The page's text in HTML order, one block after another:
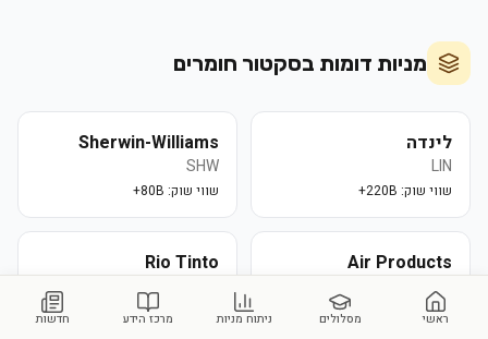
מניות דומות בסקטור חומרים
לינדה
LIN
שווי שוק: 220B+
Sherwin-Williams
SHW
שווי שוק: 80B+
Air Products
APD
שווי שוק:
Rio Tinto
100B+ ראשי מסלולים ניתוח מניות מרכז הידע חדשות